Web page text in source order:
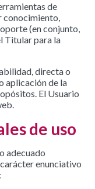
de
conocimiento,
(en conjunto,
Titular para la
directa o
aplicación de la
El Usuario
de uso
adecuado
enunciativo